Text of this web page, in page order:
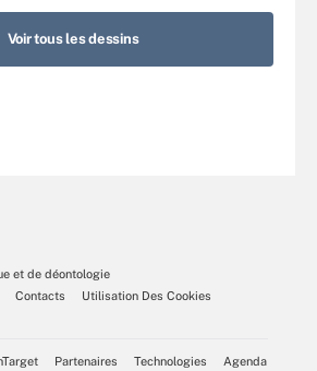
Voir tous les dessins
et de déontologie
Contacts
Utilisation Des Cookies
Partenaires Technologies Agenda